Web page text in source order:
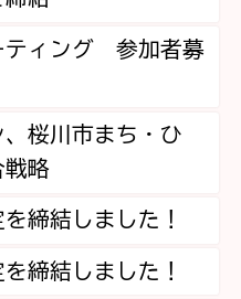
ティング 参加者募
桜川市まち・ひ
戦略
締結しました！
締結しました！